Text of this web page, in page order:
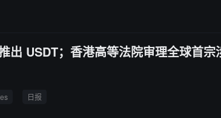
USDT；香港高等法院审理全球首宗
日报